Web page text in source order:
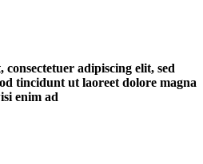
adipiscing elit, sed
tincidunt ut laoreet dolore magna
enim ad